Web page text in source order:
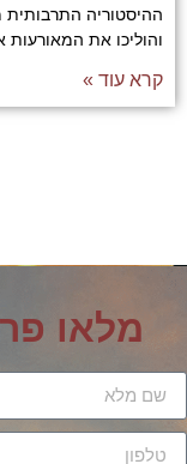
ההיסטוריה התרבותית
והוליכו את המאורעות
קרא עוד »
מלאו